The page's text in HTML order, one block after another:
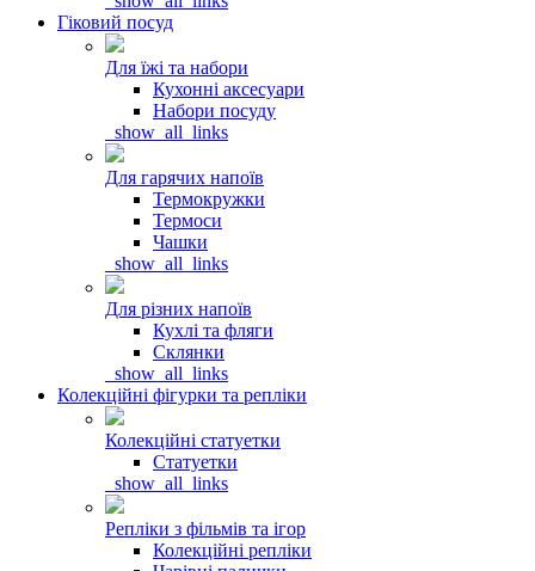
Гіковий посуд
Для їжі та набори
Кухонні аксесуари
Набори посуду
_show_all_links
Для гарячих напоїв
Термокружки
Термоси
Чашки
_show_all_links
Для різних напоїв
Кухлі та фляги
Склянки
_show_all_links
Колекційні фігурки та репліки
Колекційні статуетки
Статуетки
_show_all_links
Репліки з фільмів та ігор
Колекційні репліки